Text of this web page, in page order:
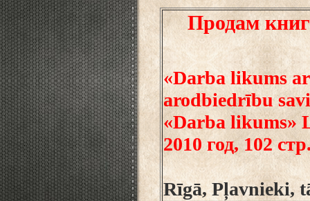
Продам
«Darba likums
arodbiedrību
«Darba likums»
2010 год, 102
Rīgā, Pļavnieki,